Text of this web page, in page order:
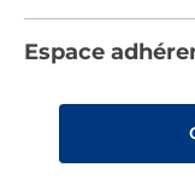
Les Bâtisseurs du
Déclaration
Nos catalogues
Rencontres
Espace